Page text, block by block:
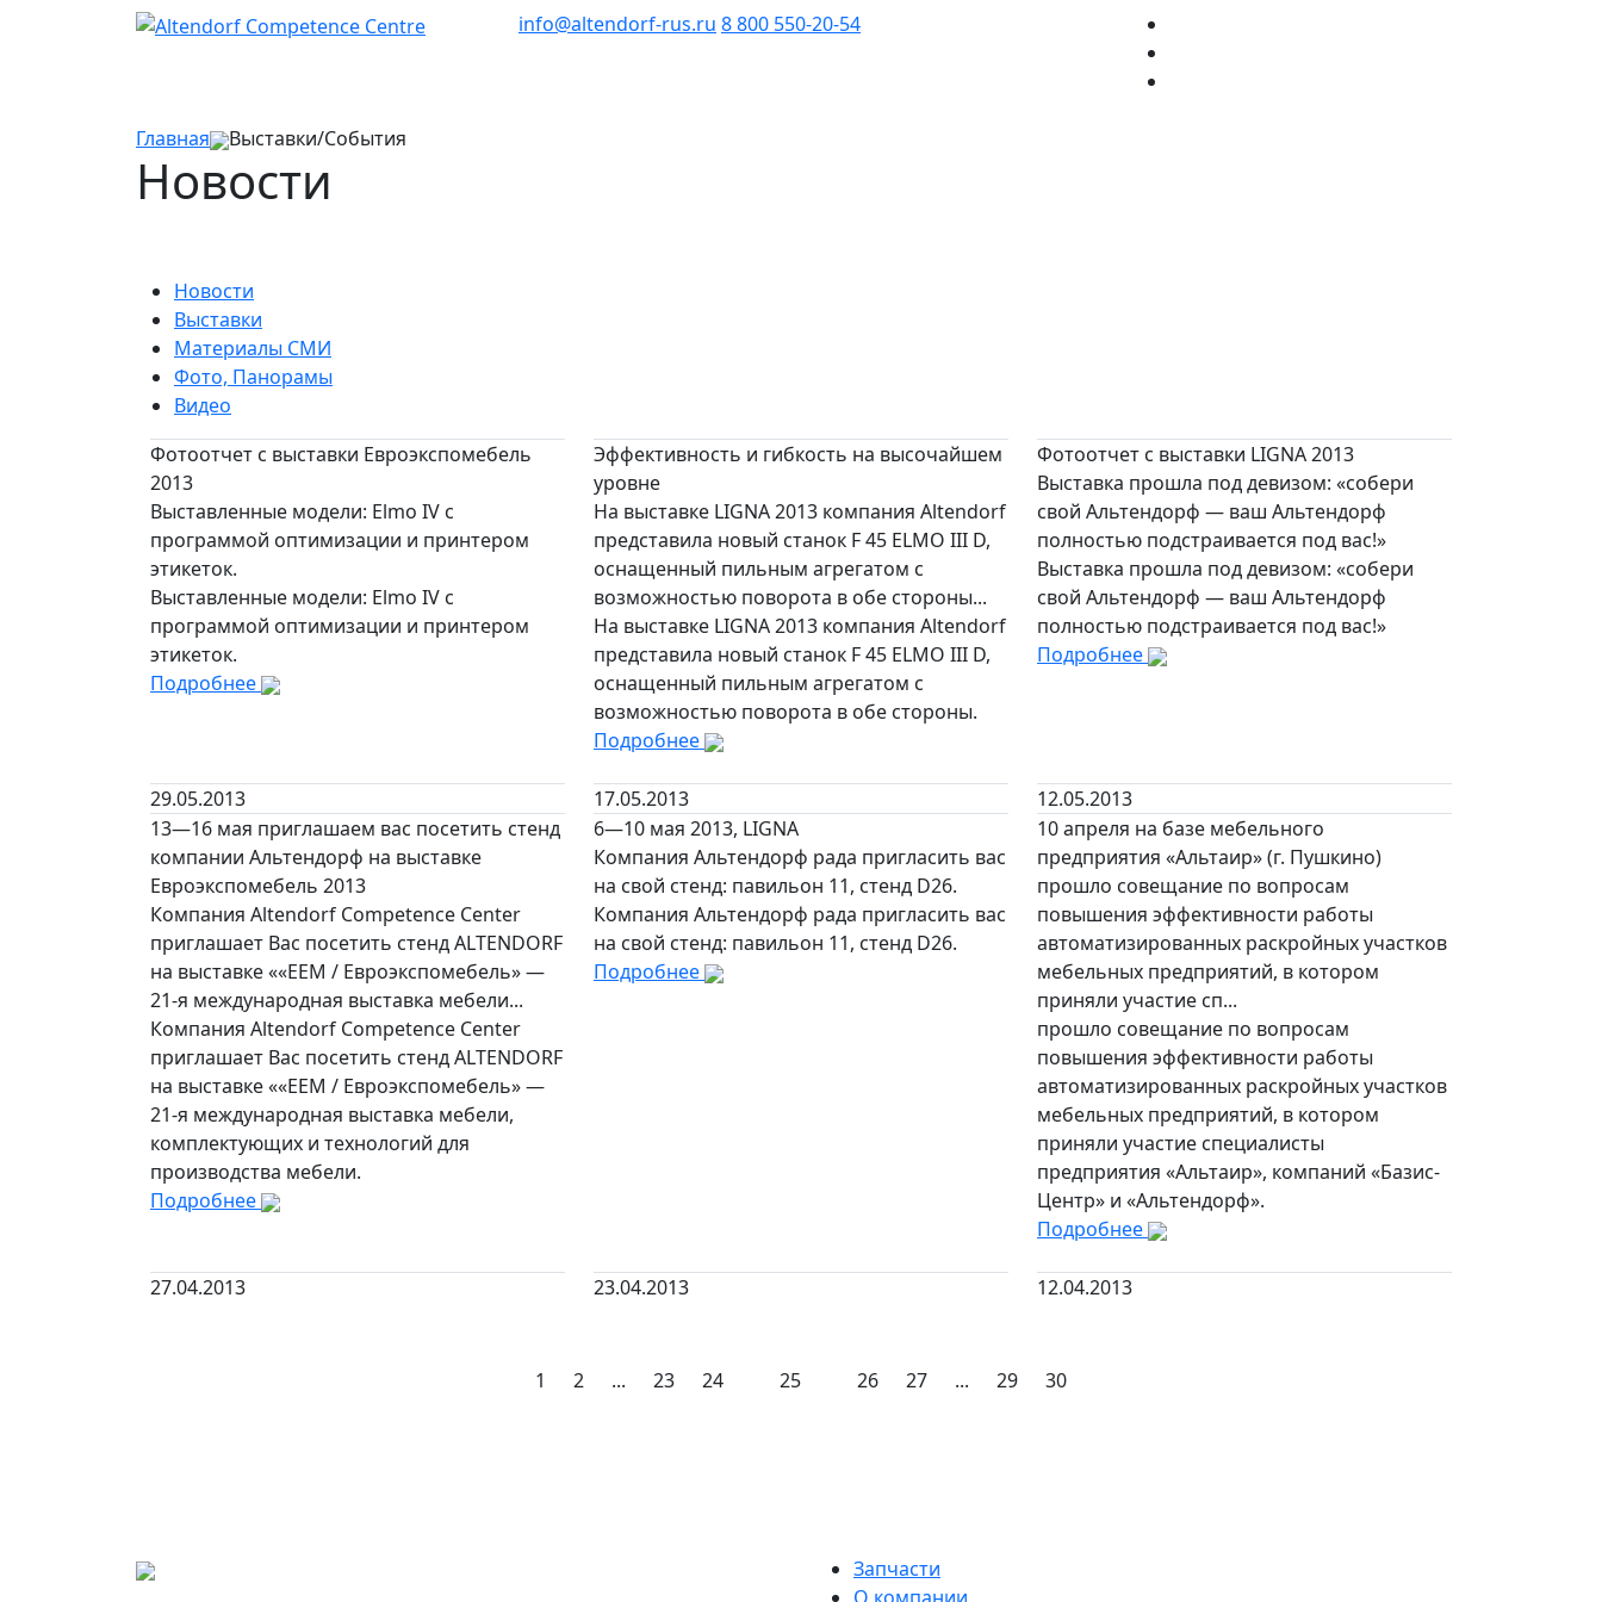
info@altendorf-rus.ru 8 800 550-20-54
Главная Выставки/События
Новости
Новости
Выставки
Материалы СМИ
Фото, Панорамы
Видео
Фотоотчет с выставки Евроэкспомебель
2013
Выставленные модели: Elmo IV с
программой оптимизации и принтером
этикеток.
Выставленные модели: Elmo IV с
программой оптимизации и принтером
этикеток.
Подробнее
29.05.2013
Эффективность и гибкость на высочайшем
уровне
На выставке LIGNA 2013 компания Altendorf
представила новый станок F 45 ELMO III D,
оснащенный пильным агрегатом с
возможностью поворота в обе стороны...
На выставке LIGNA 2013 компания Altendorf
представила новый станок F 45 ELMO III D,
оснащенный пильным агрегатом с
возможностью поворота в обе стороны.
Подробнее
17.05.2013
Фотоотчет с выставки LIGNA 2013
Выставка прошла под девизом: «собери
свой Альтендорф — ваш Альтендорф
полностью подстраивается под вас!»
Выставка прошла под девизом: «собери
свой Альтендорф — ваш Альтендорф
полностью подстраивается под вас!»
Подробнее
12.05.2013
13—16 мая приглашаем вас посетить стенд
компании Альтендорф на выставке
Евроэкспомебель 2013
Компания Altendorf Competence Center
приглашает Вас посетить стенд ALTENDORF
на выставке ««ЕЕМ / Евроэкспомебель» —
21-я международная выставка мебели...
Компания Altendorf Competence Center
приглашает Вас посетить стенд ALTENDORF
на выставке ««ЕЕМ / Евроэкспомебель» —
21-я международная выставка мебели,
комплектующих и технологий для
производства мебели.
Подробнее
27.04.2013
6—10 мая 2013, LIGNA
Компания Альтендорф рада пригласить вас
на свой стенд: павильон 11, стенд D26.
Компания Альтендорф рада пригласить вас
на свой стенд: павильон 11, стенд D26.
Подробнее
23.04.2013
10 апреля на базе мебельного
предприятия «Альтаир» (г. Пушкино)
прошло совещание по вопросам
повышения эффективности работы
автоматизированных раскройных участков
мебельных предприятий, в котором
приняли участие сп...
прошло совещание по вопросам
повышения эффективности работы
автоматизированных раскройных участков
мебельных предприятий, в котором
приняли участие специалисты
предприятия «Альтаир», компаний «Базис-
Центр» и «Альтендорф».
Подробнее
12.04.2013
1 2 ... 23 24 25 26 27 ... 29 30
Запчасти